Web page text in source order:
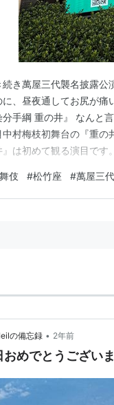
き萬屋三代襲名披露
に、昼夜通してお尻が
分手綱 重の井』 なんと
中村梅枝初舞台の『重
は初めて観る演目です
上演記録を見ると平
、国生（現橋之助）、
伎 #松竹座 #萬屋三
の備忘録 • 2年前
めでとうござい